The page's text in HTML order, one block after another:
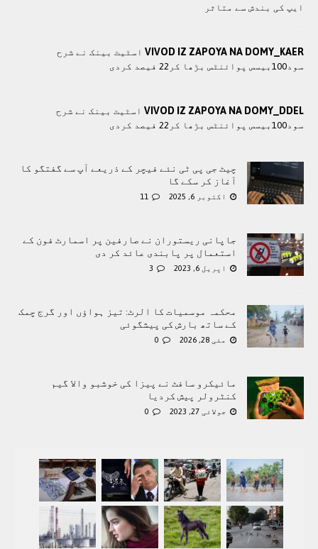
ایپ کی بندش سے متاثر
VIVOD IZ ZAPOYA NA DOMY_KAER اسٹیٹ بینک نے شرح
سود100بیسس پوائنٹس بڑھا کر22 فیصد کردی
VIVOD IZ ZAPOYA NA DOMY_DDEL اسٹیٹ بینک نے شرح
سود100بیسس پوائنٹس بڑھا کر22 فیصد کردی
چیٹ جی پی ٹی نئے فیچر کے ذریعے آپ سے گفتگو کا
آغاز کر سکے گا
اکتوبر 6, 2025 11
جاپانی ریستوران نے صارفین پر اسمارٹ فون کے
استعمال پر پابندی عائد کر دی
اپریل 6, 2023 3
محکمہ موسمیات کا الرٹ: تیز ہواؤں اور گرج چمک
کے ساتھ بارش کی پیشگوئی
مئی 28, 2026 0
مائیکرو سافٹ نے پیزا کی خوشبو والا گیم
کنٹرولر پیش کردیا
جولائی 27, 2023 0